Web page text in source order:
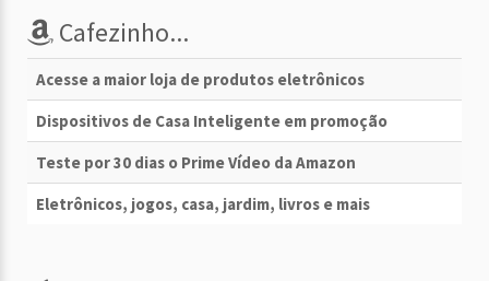
Cafezinho...
Acesse a maior loja de produtos eletrônicos
Dispositivos de Casa Inteligente em promoção
Teste por 30 dias o Prime Vídeo da Amazon
Eletrônicos, jogos, casa, jardim, livros e mais